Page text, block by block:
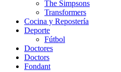
The Simpsons
Transformers
Cocina y Repostería
Deporte
Fútbol
Doctores
Doctors
Fondant